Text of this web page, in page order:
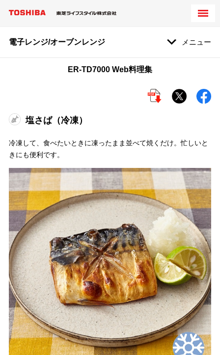
電子レンジ/オーブンレンジ メニュー
ER-TD7000 Web料理集
塩さば（冷凍）
冷凍して、食べたいときに凍ったまま並べて焼くだけ。忙しいと
きにも便利です。